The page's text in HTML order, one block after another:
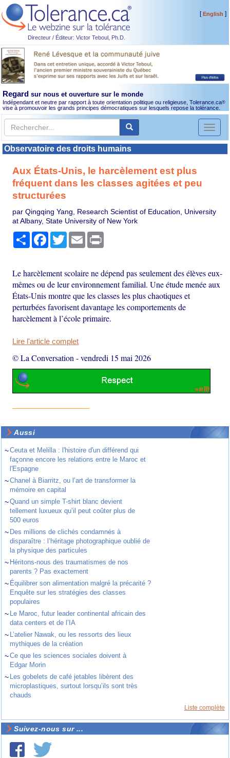
Directeur / Éditeur: Victor Teboul, Ph.D.
[English ]
Regard sur nous et ouverture sur le monde
Indépendant et neutre par rapport à toute orientation politique ou religieuse, Tolerance.ca®
vise à promouvoir les grands principes démocratiques sur lesquels repose la tolérance.
Toggle
Observatoire des droits humains
Aux États-Unis, le harcèlement est plus
fréquent dans les classes agitées et peu
structurées
par Qingqing Yang, Research Scientist of Education, University
at Albany, State University of New York
PartagerFacebook
TwitterEmail
Le harcèlement scolaire ne dépend pas seulement des élèves eux-
mêmes ou de leur environnement familial. Une étude menée aux
États-Unis montre que les classes les plus chaotiques et
perturbées favorisent davantage les comportements de
harcèlement à l’école primaire.
Lire l'article complet
© La Conversation -vendredi 15 mai 2026
Aussi
~Ceuta et Melilla : l'histoire d'un différend qui
façonne encore les relations entre le Maroc et
l'Espagne
~Chanel à Biarritz, ou l’art de transformer la
mémoire en capital
~Quand un simple T-shirt blanc devient
tellement luxueux qu’il peut coûter plus de
500 euros
~ Des millions de clichés condamnés à
disparaître : l’héritage photographique oublié de
la physique des particules
~ Héritons-nous des traumatismes de nos
parents ? Pas exactement
~ Équilibrer son alimentation malgré la précarité ?
Enquête sur les stratégies des classes
populaires
~ Le Maroc, futur leader continental africain des
data centers et de l’IA
~ L’atelier Nawak, ou les ressorts des lieux
mythiques de la création
~Ce que les sciences sociales doivent à
Edgar Morin
~ Les gobelets de café jetables libèrent des
microplastiques, surtout lorsqu’ils sont très
chauds
Liste complète
Suivez-nous sur ...